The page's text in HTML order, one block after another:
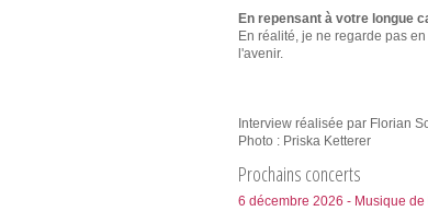
En repensant à votre longue
En réalité, je ne regarde pas
l'avenir.
Interview réalisée par Florian
Photo : Priska Ketterer
Prochains concerts
6 décembre 2026 - Musique